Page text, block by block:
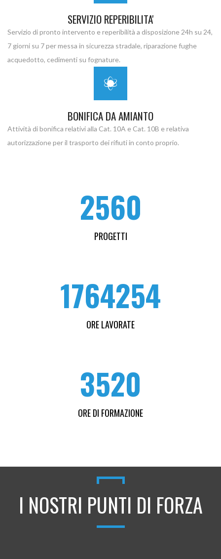
SERVIZIO REPERIBILITA'
Servizio di pronto intervento e reperibilità a disposizione 24h su 24,
7 giorni su 7 per messa in sicurezza stradale, riparazione fughe
acquedotto, cedimenti su fognature.
BONIFICA DA AMIANTO
Attività di bonifica relativi alla Cat. 10A e Cat. 10B e relativa
autorizzazione per il trasporto dei rifiuti in conto proprio.
2560
PROGETTI
1764254
ORE LAVORATE
3520
ORE DI FORMAZIONE
I NOSTRI PUNTI DI FORZA